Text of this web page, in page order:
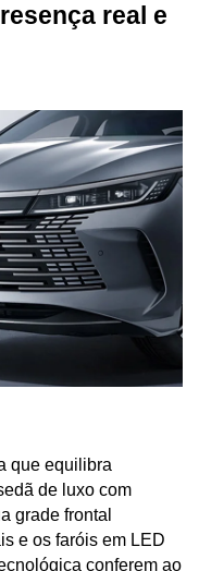
real e
que equilibra
de luxo com
grade frontal
e os faróis em LED
conferem ao